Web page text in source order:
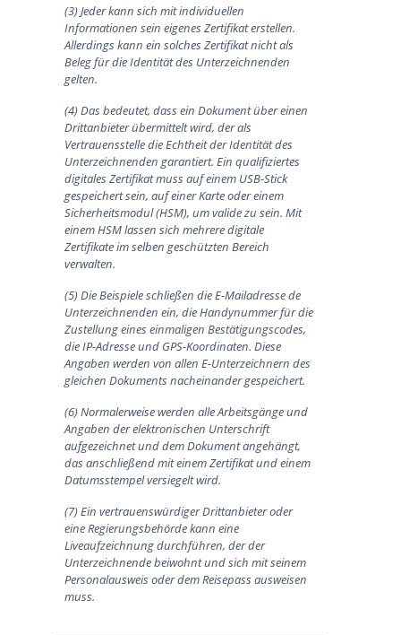
(3) Jeder kann sich mit individuellen
Informationen sein eigenes Zertifikat erstellen.
Allerdings kann ein solches Zertifikat nicht als
Beleg für die Identität des Unterzeichnenden
gelten.
(4) Das bedeutet, dass ein Dokument über einen
Drittanbieter übermittelt wird, der als
Vertrauensstelle die Echtheit der Identität des
Unterzeichnenden garantiert. Ein qualifiziertes
digitales Zertifikat muss auf einem USB-Stick
gespeichert sein, auf einer Karte oder einem
Sicherheitsmodul (HSM), um valide zu sein. Mit
einem HSM lassen sich mehrere digitale
Zertifikate im selben geschützten Bereich
verwalten.
(5) Die Beispiele schließen die E-Mailadresse de
Unterzeichnenden ein, die Handynummer für die
Zustellung eines einmaligen Bestätigungscodes,
die IP-Adresse und GPS-Koordinaten. Diese
Angaben werden von allen E-Unterzeichnern des
gleichen Dokuments nacheinander gespeichert.
(6) Normalerweise werden alle Arbeitsgänge und
Angaben der elektronischen Unterschrift
aufgezeichnet und dem Dokument angehängt,
das anschließend mit einem Zertifikat und einem
Datumsstempel versiegelt wird.
(7) Ein vertrauenswürdiger Drittanbieter oder
eine Regierungsbehörde kann eine
Liveaufzeichnung durchführen, der der
Unterzeichnende beiwohnt und sich mit seinem
Personalausweis oder dem Reisepass ausweisen
muss.